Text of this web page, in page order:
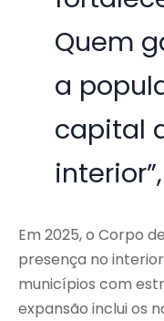
Quem
a
capital
Em 2025, o Corpo
presença no
municípios com
expansão inclui os